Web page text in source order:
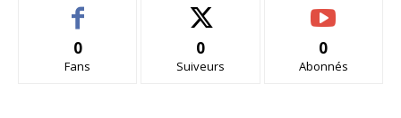
0
Fans
0
Suiveurs
0
Abonnés